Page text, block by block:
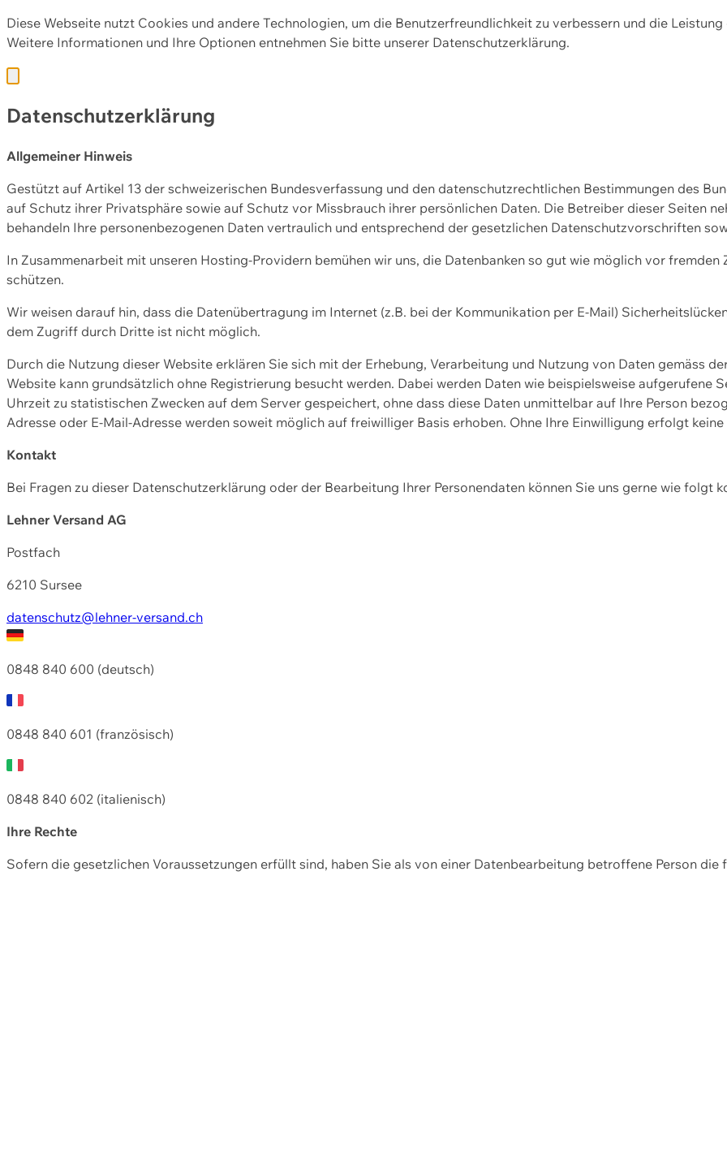
Diese Webseite nutzt Cookies und andere Technologien, um die Benutzerfreundlichkeit zu verbessern und die
Weitere Informationen und Ihre Optionen entnehmen Sie bitte unserer Datenschutzerklärung.
Datenschutzerklärung
Allgemeiner Hinweis
Gestützt auf Artikel 13 der schweizerischen Bundesverfassung und den datenschutzrechtlichen Bestimmungen des
auf Schutz ihrer Privatsphäre sowie auf Schutz vor Missbrauch ihrer persönlichen Daten. Die Betreiber dieser Seiten
behandeln Ihre personenbezogenen Daten vertraulich und entsprechend der gesetzlichen Datenschutzvorschriften
In Zusammenarbeit mit unseren Hosting-Providern bemühen wir uns, die Datenbanken so gut wie möglich vor
schützen.
Wir weisen darauf hin, dass die Datenübertragung im Internet (z.B. bei der Kommunikation per E-Mail)
dem Zugriff durch Dritte ist nicht möglich.
Durch die Nutzung dieser Website erklären Sie sich mit der Erhebung, Verarbeitung und Nutzung von Daten gemäss
Website kann grundsätzlich ohne Registrierung besucht werden. Dabei werden Daten wie beispielsweise aufgerufene
Uhrzeit zu statistischen Zwecken auf dem Server gespeichert, ohne dass diese Daten unmittelbar auf Ihre Person
Adresse oder E-Mail-Adresse werden soweit möglich auf freiwilliger Basis erhoben. Ohne Ihre Einwilligung erfolgt
Kontakt
Bei Fragen zu dieser Datenschutzerklärung oder der Bearbeitung Ihrer Personendaten können Sie uns gerne wie folgt
Lehner Versand AG
Postfach
6210 Sursee
datenschutz@lehner-versand.ch
0848 840 600 (deutsch)
0848 840 601 (französisch)
0848 840 602 (italienisch)
Ihre Rechte
Sofern die gesetzlichen Voraussetzungen erfüllt sind, haben Sie als von einer Datenbearbeitung betroffene Person die